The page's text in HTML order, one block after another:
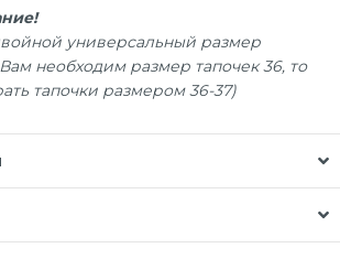
универсальный размер
необходим размер тапочек 36, то
тапочки размером 36-37)